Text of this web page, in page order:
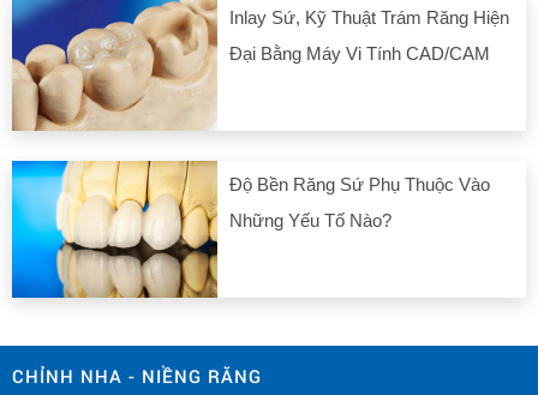
Inlay Sứ, Kỹ Thuật Trám Răng Hiện
Đại Bằng Máy Vi Tính CAD/CAM
Độ Bền Răng Sứ Phụ Thuộc Vào
Những Yếu Tố Nào?
CHỈNH NHA - NIỀNG RĂNG